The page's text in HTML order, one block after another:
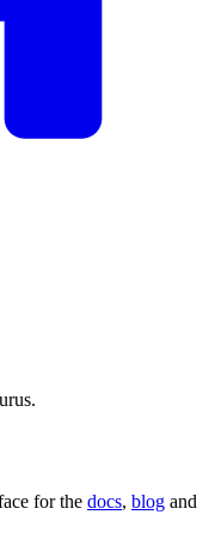
for the docs, blog and